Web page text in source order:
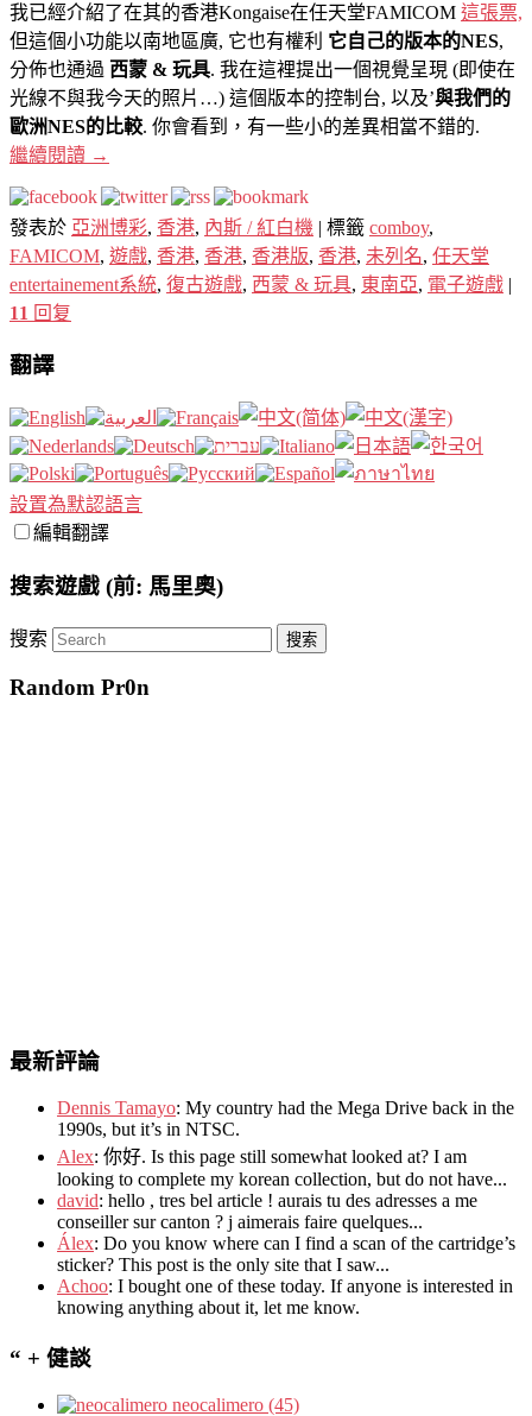
我已經介紹了在其的香港Kongaise在任天堂FAMICOM 這張票,
但這個小功能以南地區廣, 它也有權利 它自己的版本的NES,
分佈也通過 西蒙 & 玩具. 我在這裡提出一個視覺呈現 (即使在
光線不與我今天的照片…) 這個版本的控制台, 以及’與我們的
歐洲NES的比較. 你會看到，有一些小的差異相當不錯的.
繼續閱讀 →
發表於 亞洲博彩, 香港, 內斯 / 紅白機 | 標籤 comboy,
FAMICOM, 遊戲, 香港, 香港, 香港版, 香港, 未列名, 任天堂
entertainement系統, 復古遊戲, 西蒙 & 玩具, 東南亞, 電子遊戲 |
11 回复
翻譯
設置為默認語言
編輯翻譯
搜索遊戲 (前: 馬里奧)
搜索
Random Pr0n
最新評論
Dennis Tamayo: My country had the Mega Drive back in the
1990s, but it’s in NTSC.
Alex: 你好. Is this page still somewhat looked at? I am
looking to complete my korean collection, but do not have...
david: hello , tres bel article ! aurais tu des adresses a me
conseiller sur canton ? j aimerais faire quelques...
Álex: Do you know where can I find a scan of the cartridge’s
sticker? This post is the only site that I saw...
Achoo: I bought one of these today. If anyone is interested in
knowing anything about it, let me know.
“ + 健談
neocalimero (45)